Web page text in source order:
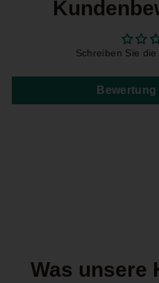
Schreiben Sie
Was unsere